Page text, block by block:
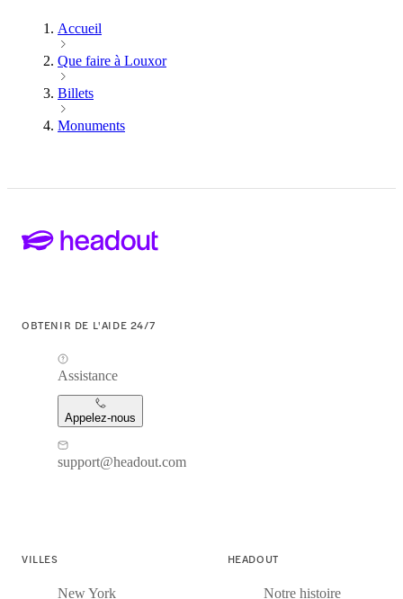
Accueil
Que faire à Louxor
Billets
Monuments
OBTENIR DE L'AIDE 24/7
Assistance
Appelez-nous
support@headout.com
VILLES
New York
HEADOUT
Notre histoire